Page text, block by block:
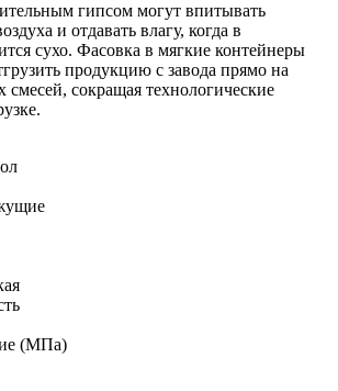
гипсом могут впитывать
и отдавать влагу, когда в
сухо. Фасовка в мягкие контейнеры
продукцию с завода прямо на
смесей, сокращая технологические
(МПа)